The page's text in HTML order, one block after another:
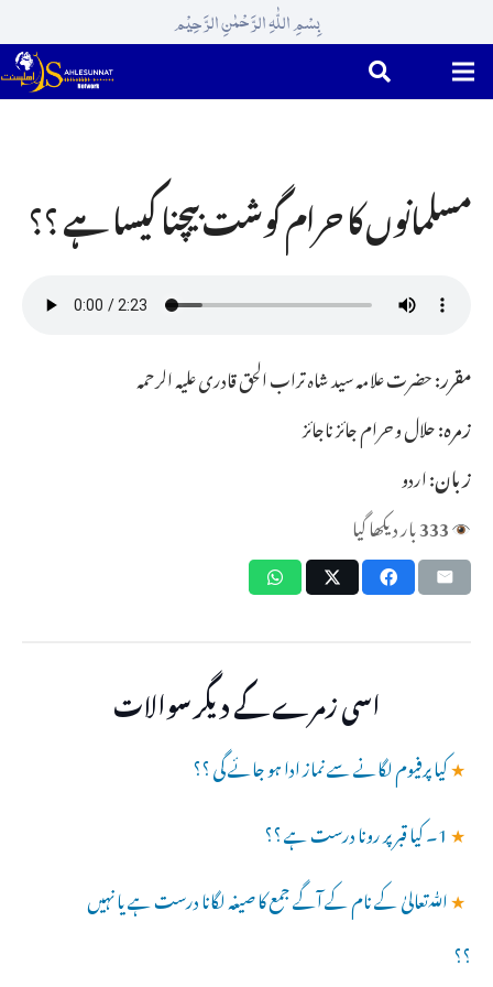
بِسْمِ اللّٰہِ الرَّحْمٰنِ الرَّحِیْم
مسلمانوں کا حرام گوشت بیچنا کیسا ہے ؟؟
مقرر:حضرت علامہ سید شاہ تراب الحق قادری علیہ الرحمہ
زمرہ:حلال و حرام جائز ناجائز
زبان:اردو
333بار دیکھا گیا
اسی زمرے کے دیگر سوالات
★کیا پرفیوم لگانے سے نماز ادا ہو جائے گی ؟؟
★1۔ کیا قبر پر رونا درست ہے ؟؟
★ﷲتعالیٰ کے نام کے آگے جمع کا صیغہ لگانا درست ہے یا نہیں
؟؟